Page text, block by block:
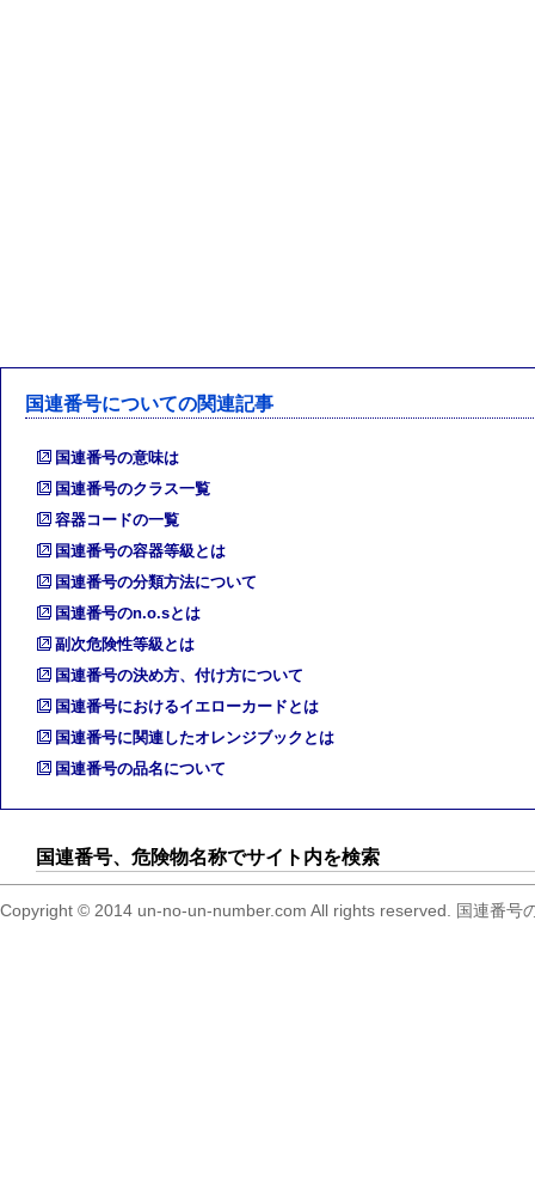
国連番号についての関連記事
国連番号の意味は
国連番号のクラス一覧
容器コードの一覧
国連番号の容器等級とは
国連番号の分類方法について
国連番号のn.o.sとは
副次危険性等級とは
国連番号の決め方、付け方について
国連番号におけるイエローカードとは
国連番号に関連したオレンジブックとは
国連番号の品名について
国連番号、危険物名称でサイト内を検索
Copyright © 2014 un-no-un-number.com All rights reserved. 国連番号